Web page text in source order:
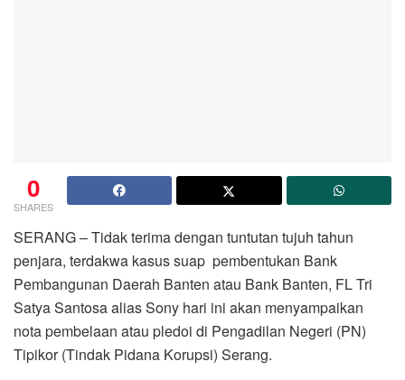
0
SHARES
SERANG – Tidak terima dengan tuntutan tujuh tahun
penjara, terdakwa kasus suap pembentukan Bank
Pembangunan Daerah Banten atau Bank Banten, FL Tri
Satya Santosa alias Sony hari ini akan menyampaikan
nota pembelaan atau pledoi di Pengadilan Negeri (PN)
Tipikor (Tindak Pidana Korupsi) Serang.